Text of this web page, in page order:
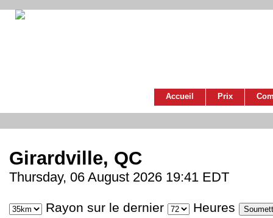
Accueil Prix
Girardville, QC
Thursday, 06 August 2026 19:41 EDT
Rayon sur le dernier Heures